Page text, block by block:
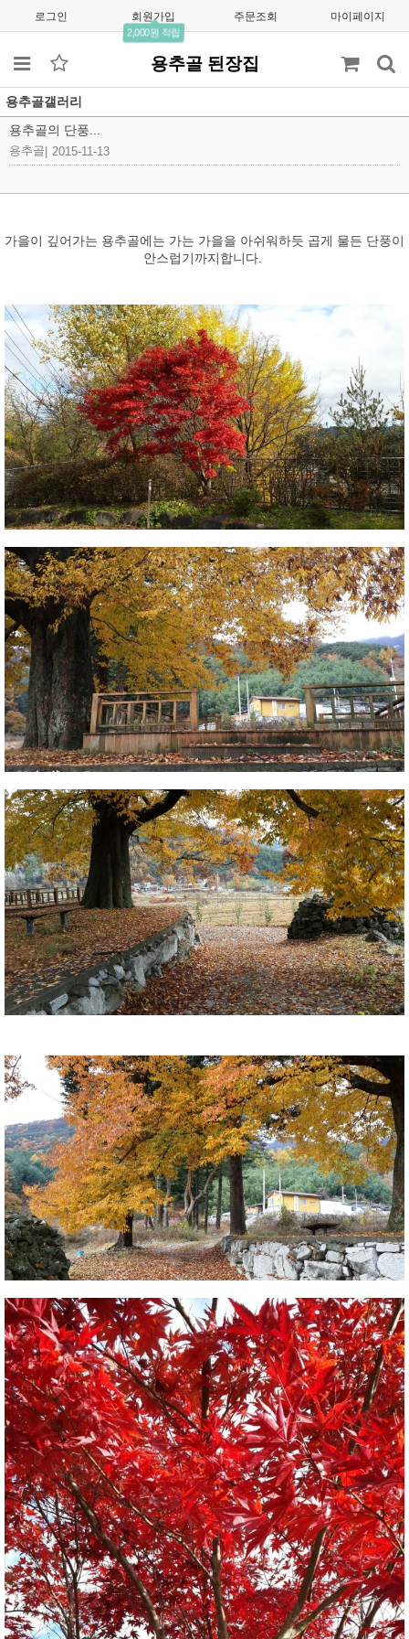
로그인 회원가입
2,000원 적립
주문조회 마이페이지
용추골 된장집
용추골갤러리
용추골의 단풍...
용추골 2015-11-13
가을이 깊어가는 용추골에는 가는 가을을 아쉬워하듯 곱게 물든 단풍이
안스럽기까지합니다.